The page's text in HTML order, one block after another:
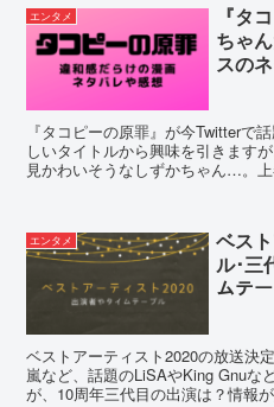
エンタメ
『タ
ちゃ
スの
『タコピーの原罪』が今Twitterで
しいタイトルから興味を引きます
見かわいそうなしずかちゃん…。
エンタメ
ベス
ル･三
ムテ
ベストアーティスト2020の放送決
嵐など、話題のLiSAやKing Gnuな
が、10周年三代目の出演は？情報